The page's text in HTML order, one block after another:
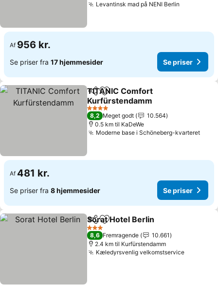
Levantinsk mad på NENI Berlin
Af 956 kr.
Se priser fra 17 hjemmesider Se priser
Del Føj til favoritter
TITANIC Comfort
Kurfürstendamm
Se priser
4 Stjerner
8,2 Meget godt
10.564
0.5 km til KaDeWe
Moderne base i Schöneberg-kvarteretSe
Af 481 kr.
Se priser fra 8 hjemmesider Se priser
Del Føj til favoritter
Sorat Hotel Berlin
3 Stjerner
8,6 Fremragende
10.661
2.4 km til Kurfürstendamm
Kæledyrsvenlig velkomstserviceSe priser